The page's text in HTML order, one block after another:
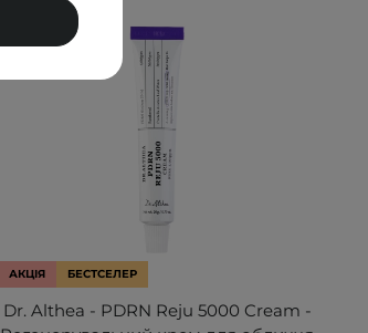
АКЦІЯ БЕСТСЕЛЕР
Dr. Althea - PDRN Reju 5000 Cream -